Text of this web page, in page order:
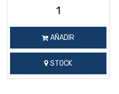
AÑADIR
STOCK